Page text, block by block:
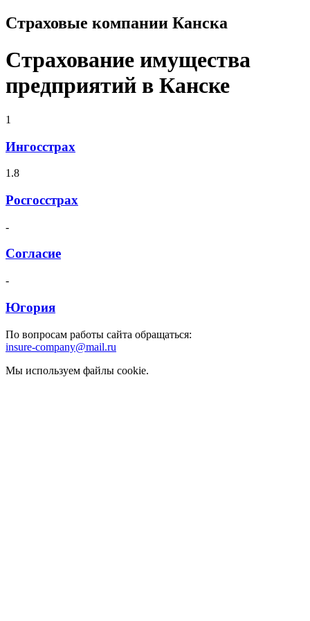
Страховые компании Канска
Страхование имущества
предприятий в Канске
1
Ингосстрах
1.8
Росгосстрах
-
Согласие
-
Югория
По вопросам работы сайта обращаться:
insure-company@mail.ru
Мы используем файлы cookie.